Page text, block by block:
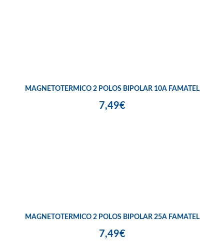
MAGNETOTERMICO 2 POLOS BIPOLAR 10A FAMATEL
7,49€
MAGNETOTERMICO 2 POLOS BIPOLAR 25A FAMATEL
7,49€